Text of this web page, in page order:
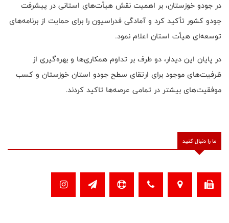
در جودو خوزستان، بر اهمیت نقش هیأت‌های استانی در پیشرفت
جودو کشور تأکید کرد و آمادگی فدراسیون را برای حمایت از برنامه‌های
توسعه‌ای هیأت استان اعلام نمود.
در پایان این دیدار، دو طرف بر تداوم همکاری‌ها و بهره‌گیری از
ظرفیت‌های موجود برای ارتقای سطح جودو استان خوزستان و کسب
موفقیت‌های بیشتر در تمامی عرصه‌ها تاکید کردند.
ما را دنبال کنید